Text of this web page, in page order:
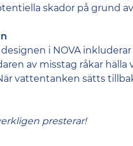
skador på grund
i NOVA
av misstag råkar
vattentanken sätts
presterar!